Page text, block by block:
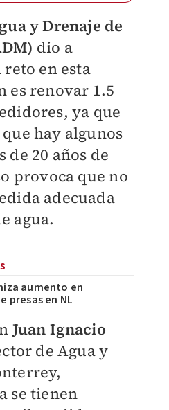
y Drenaje de
dio a
en esta
es renovar 1.5
ya que
hay algunos
de 20 años de
provoca que no
adecuada
agua.
aumento en
presas en NL
Juan Ignacio
de Agua y
se tienen